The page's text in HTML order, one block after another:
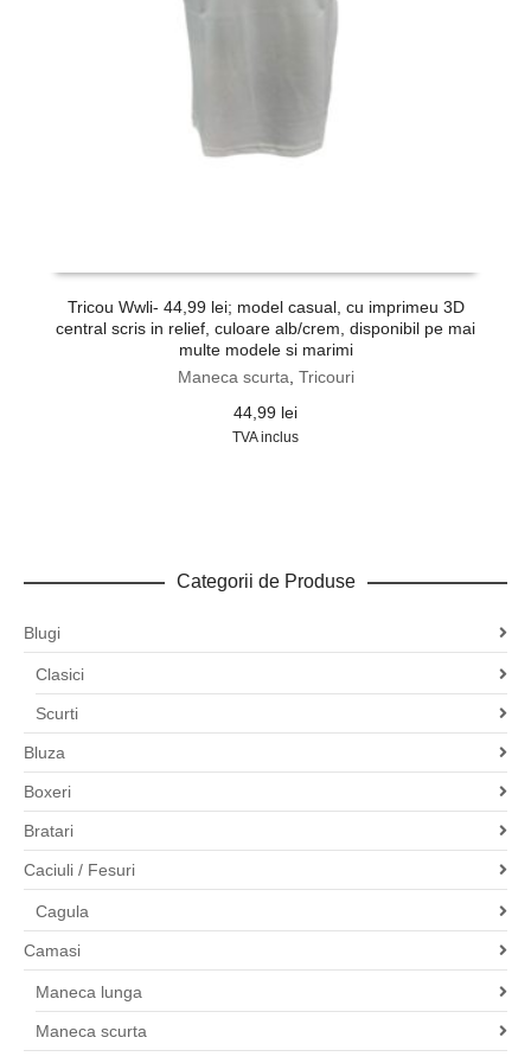
Tricou Wwli- 44,99 lei; model casual, cu imprimeu 3D
central scris in relief, culoare alb/crem, disponibil pe mai
multe modele si marimi
Maneca scurta, Tricouri
44,99 lei
TVA inclus
Categorii de Produse
Blugi
Clasici
Scurti
Bluza
Boxeri
Bratari
Caciuli / Fesuri
Cagula
Camasi
Maneca lunga
Maneca scurta